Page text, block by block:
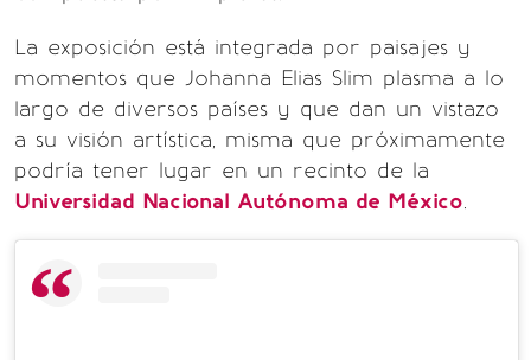
La exposición está integrada por paisajes y
momentos que Johanna Elias Slim plasma a lo
largo de diversos países y que dan un vistazo
a su visión artística, misma que próximamente
podría tener lugar en un recinto de la
Universidad Nacional Autónoma de México.